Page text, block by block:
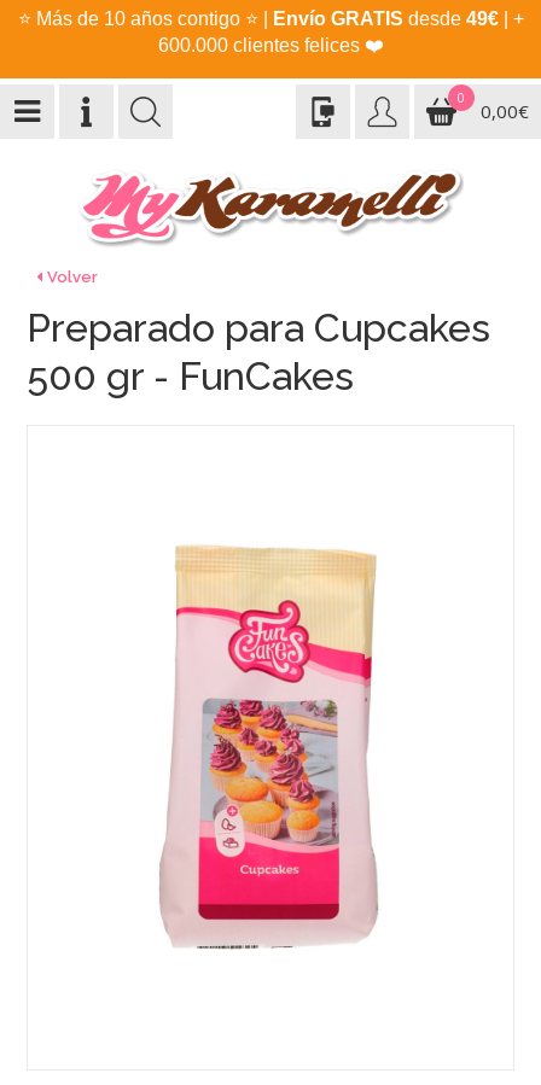
⭐ Más de 10 años contigo ⭐ Envío GRATIS desde 49€| +
600.000 clientes felices ❤️
0
0,00€
Volver
Preparado para Cupcakes
500 gr - FunCakes